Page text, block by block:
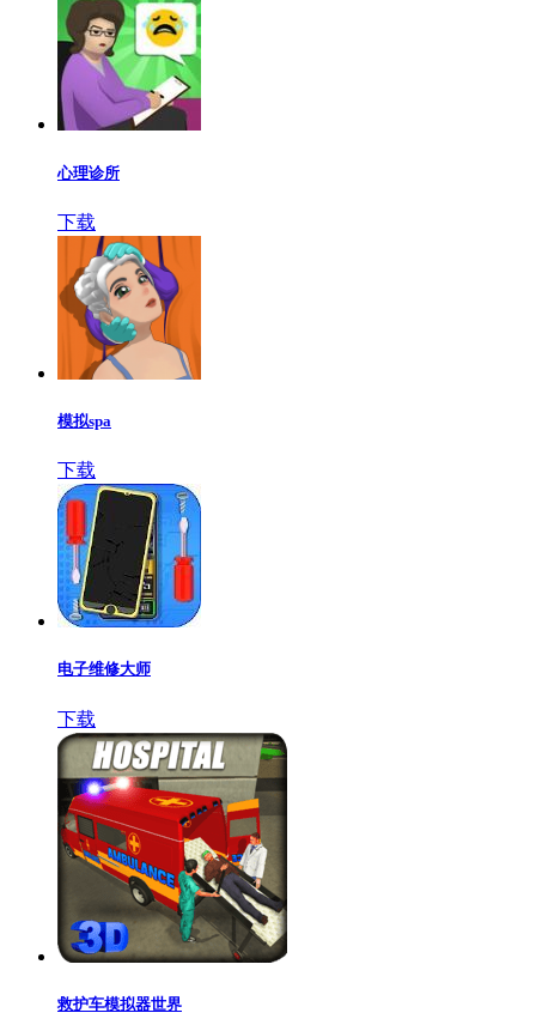
心理诊所
下载
模拟spa
下载
电子维修大师
下载
救护车模拟器世界